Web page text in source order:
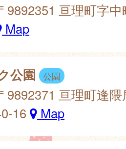
9892351 亘理町字
Map
公園 公園
9892371 亘理町逢
16
Map